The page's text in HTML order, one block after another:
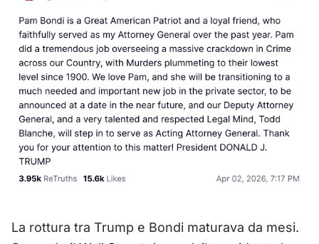
La rottura tra Trump e Bondi maturava da mesi.